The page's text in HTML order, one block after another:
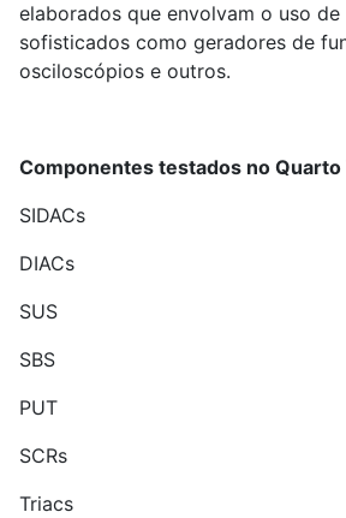
elaborados que envolvam o uso
sofisticados como geradores de
osciloscópios e outros.
Componentes testados no Quarto
SIDACs
DIACs
SUS
SBS
PUT
SCRs
Triacs